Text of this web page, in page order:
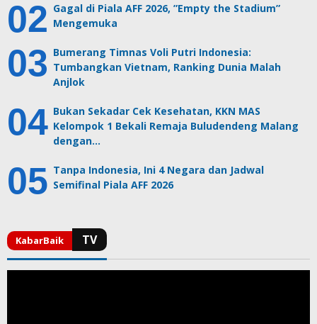
Gagal di Piala AFF 2026, ”Empty the Stadium”
Mengemuka
Bumerang Timnas Voli Putri Indonesia:
Tumbangkan Vietnam, Ranking Dunia Malah
Anjlok
Bukan Sekadar Cek Kesehatan, KKN MAS
Kelompok 1 Bekali Remaja Buludendeng Malang
dengan…
Tanpa Indonesia, Ini 4 Negara dan Jadwal
Semifinal Piala AFF 2026